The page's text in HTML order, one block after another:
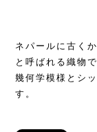
ネパールに古く
と呼ばれる織物で
幾何学模様とシ
す。